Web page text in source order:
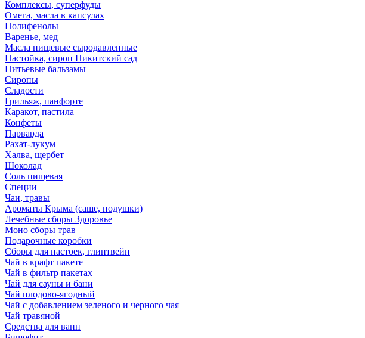
Комплексы, суперфуды
Омега, масла в капсулах
Полифенолы
Варенье, мед
Масла пищевые сыродавленные
Настойка, сироп Никитский сад
Питьевые бальзамы
Сиропы
Сладости
Грильяж, панфорте
Каракот, пастила
Конфеты
Парварда
Рахат-лукум
Халва, щербет
Шоколад
Соль пищевая
Специи
Чаи, травы
Ароматы Крыма (саше, подушки)
Лечебные сборы Здоровье
Моно сборы трав
Подарочные коробки
Сборы для настоек, глинтвейн
Чай в крафт пакете
Чай в фильтр пакетах
Чай для сауны и бани
Чай плодово-ягодный
Чай с добавлением зеленого и черного чая
Чай травяной
Средства для ванн